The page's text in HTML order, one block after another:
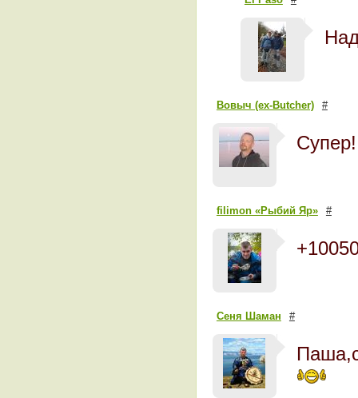
Вовыч (ex-Butcher) #
filimon «Рыбий Яр» #
Сеня Шаман #